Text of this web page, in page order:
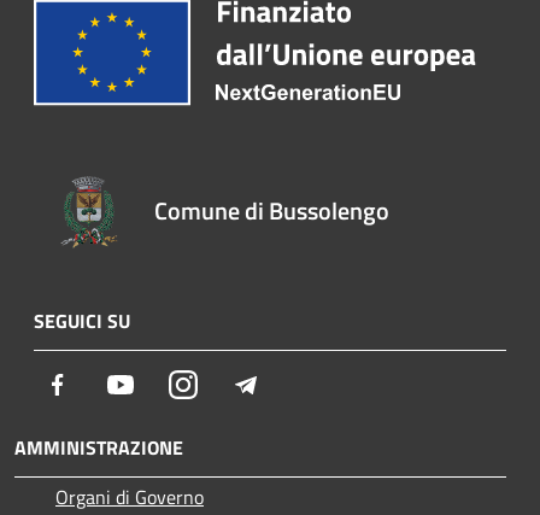
Comune di Bussolengo
SEGUICI SU
Facebook YoutubeInstagram
AMMINISTRAZIONE
Organi di Governo